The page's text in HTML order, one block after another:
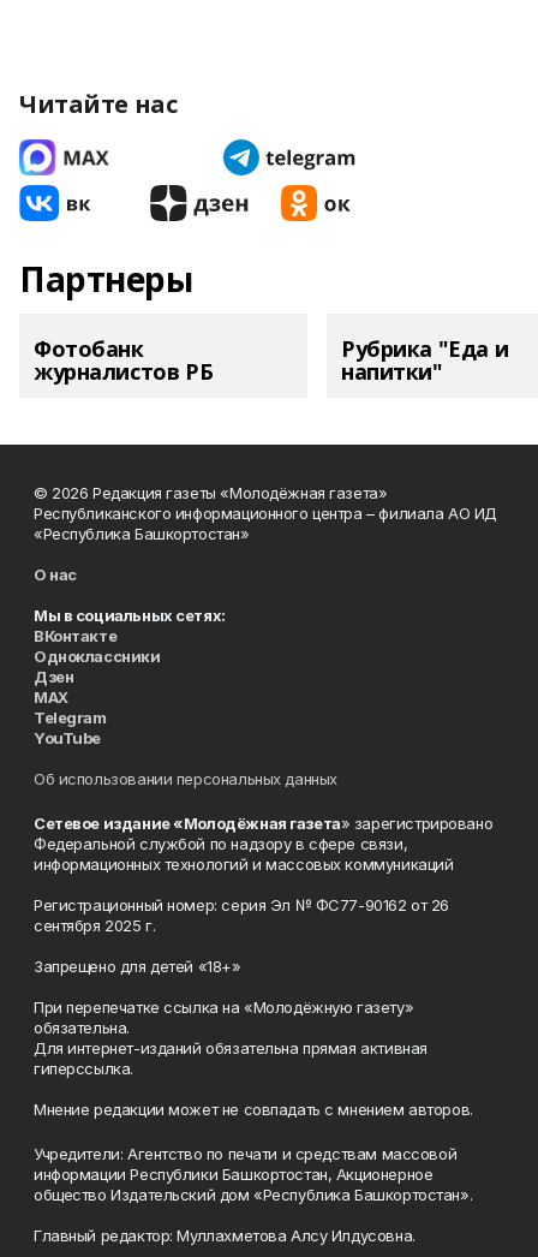
Читайте нас
Партнеры
Фотобанк
журналистов РБ
Рубрика "Еда и
напитки"
© 2026 Редакция газеты «Молодёжная газета»
Республиканского информационного центра – филиала АО ИД
«Республика Башкортостан»
О нас
Мы в социальных сетях:
ВКонтакте
Одноклассники
Дзен
MAX
Telegram
YouTube
Об использовании персональных данных
Сетевое издание «Молодёжная газета» зарегистрировано
Федеральной службой по надзору в сфере связи,
информационных технологий и массовых коммуникаций
Регистрационный номер: серия Эл № ФС77-90162 от 26
сентября 2025 г.
Запрещено для детей «18+»
При перепечатке ссылка на «Молодёжную газету»
обязательна.
Для интернет-изданий обязательна прямая активная
гиперссылка.
Мнение редакции может не совпадать с мнением авторов.
Учредители: Агентство по печати и средствам массовой
информации Республики Башкортостан, Акционерное
общество Издательский дом «Республика Башкортостан».
Главный редактор: Муллахметова Алсу Илдусовна.